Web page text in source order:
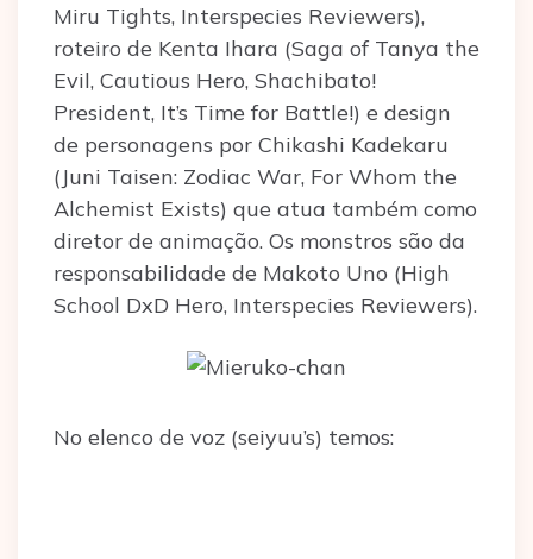
Miru Tights, Interspecies Reviewers),
roteiro de Kenta Ihara (Saga of Tanya the
Evil, Cautious Hero, Shachibato!
President, It’s Time for Battle!) e design
de personagens por Chikashi Kadekaru
(Juni Taisen: Zodiac War, For Whom the
Alchemist Exists) que atua também como
diretor de animação. Os monstros são da
responsabilidade de Makoto Uno (High
School DxD Hero, Interspecies Reviewers).
No elenco de voz (seiyuu’s) temos: